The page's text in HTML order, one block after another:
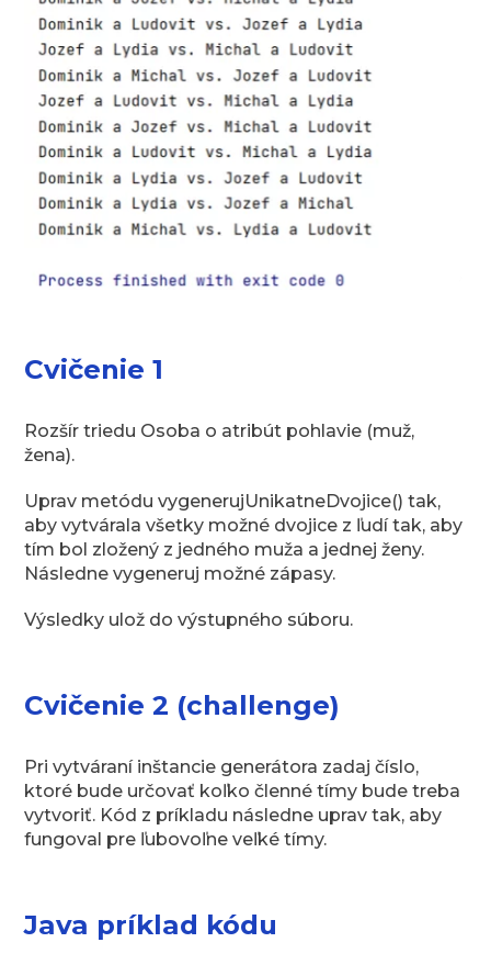
Cvičenie 1
Rozšír triedu Osoba o atribút pohlavie (muž,
žena).
Uprav metódu vygenerujUnikatneDvojice() tak,
aby vytvárala všetky možné dvojice z ľudí tak, aby
tím bol zložený z jedného muža a jednej ženy.
Následne vygeneruj možné zápasy.
Výsledky ulož do výstupného súboru.
Cvičenie 2 (challenge)
Pri vytváraní inštancie generátora zadaj číslo,
ktoré bude určovať koľko členné tímy bude treba
vytvoriť. Kód z príkladu následne uprav tak, aby
fungoval pre ľubovoľne veľké tímy.
Java príklad kódu